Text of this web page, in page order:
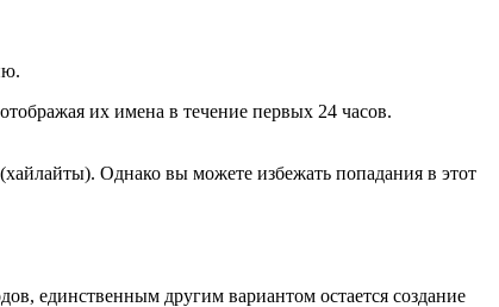
их имена в течение первых 24 часов.
Однако вы можете избежать попадания в этот
единственным другим вариантом остается создание